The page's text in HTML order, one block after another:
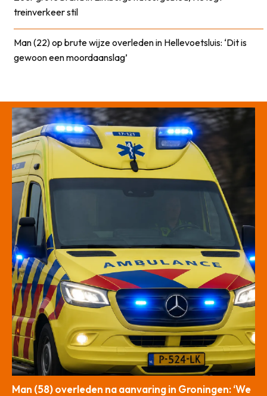
treinverkeer stil
Man (22) op brute wijze overleden in Hellevoetsluis: ‘Dit is
gewoon een moordaanslag’
Man (58) overleden na aanvaring in Groningen: ‘We